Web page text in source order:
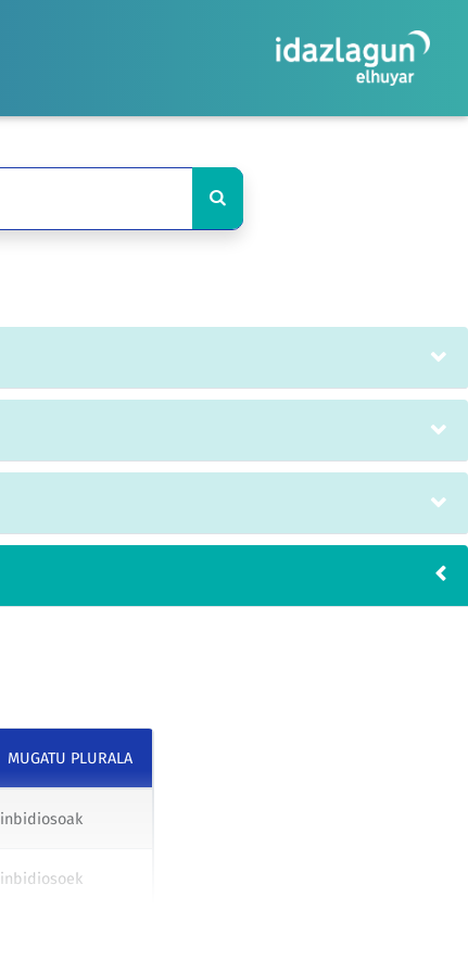
MUGATU PLURALA
inbidiosoak
inbidiosoek